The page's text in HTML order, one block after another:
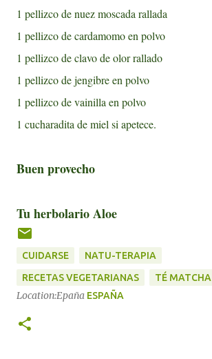
1 pellizco de nuez moscada rallada
1 pellizco de cardamomo en polvo
1 pellizco de clavo de olor rallado
1 pellizco de jengibre en polvo
1 pellizco de vainilla en polvo
1 cucharadita de miel si apetece.
Buen provecho
Tu herbolario Aloe
CUIDARSE
NATU-TERAPIA
RECETAS VEGETARIANAS
TÉ MATCHA
Location:Epaña ESPAÑA